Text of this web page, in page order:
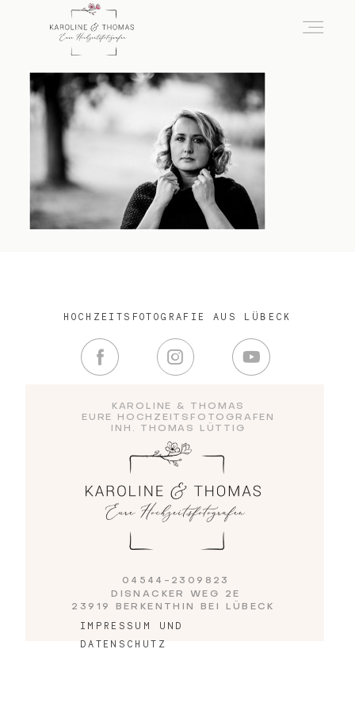
KAROLINE & THOMAS
EURE HOCHZEITSFOTOGRAFEN
INH. THOMAS LÜTTIG
IMPRESSUM UND
DATENSCHUTZ
04544-2309823
DISNACKER WEG 2E
23919 BERKENTHIN BEI LÜBECK
HOCHZEITSFOTOGRAFIE AUS LÜBECK
Hochzeit
das besondere Portrait
Kontakt
Blog
Impressum